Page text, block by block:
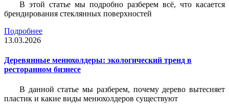
В этой статье мы подробно разберем всё, что касается
брендирования стеклянных поверхностей
Подробнее
13.03.2026
Деревянные менюхолдеры: экологический тренд в
ресторанном бизнесе
В данной статье мы разберем, почему дерево вытесняет
пластик и какие виды менюхолдеров существуют